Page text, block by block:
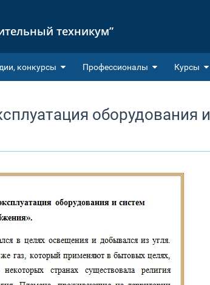
техникум”
конкурсы Профессионалы Курсы
оборудования и